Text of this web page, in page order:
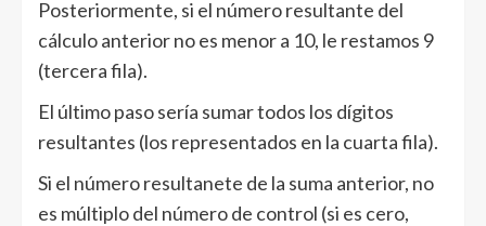
Posteriormente, si el número resultante del
cálculo anterior no es menor a 10, le restamos 9
(tercera fila).
El último paso sería sumar todos los dígitos
resultantes (los representados en la cuarta fila).
Si el número resultanete de la suma anterior, no
es múltiplo del número de control (si es cero,